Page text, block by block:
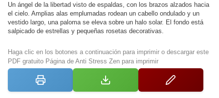
Un ángel de la libertad visto de espaldas, con los brazos alzados hacia
el cielo. Amplias alas emplumadas rodean un cabello ondulado y un
vestido largo, una paloma se eleva sobre un halo solar. El fondo está
salpicado de estrellas y pequeñas rosetas decorativas.
Haga clic en los botones a continuación para imprimir o descargar este
PDF gratuito Página de Anti Stress Zen para imprimir